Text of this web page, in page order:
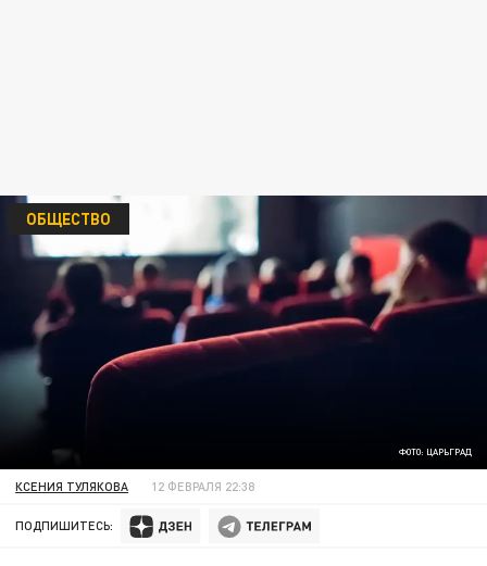
ФОТО: ЦАРЬГРАД
ОБЩЕСТВО
КСЕНИЯ ТУЛЯКОВА 12 ФЕВРАЛЯ 22:38
ПОДПИШИТЕСЬ: